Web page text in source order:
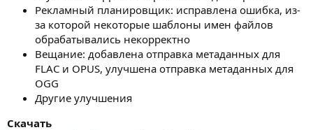
Рекламный планировщик: исправлена ошибка, из-
за которой некоторые шаблоны имен файлов
обрабатывались некорректно
Вещание: добавлена отправка метаданных для
FLAC и OPUS, улучшена отправка метаданных для
OGG
Другие улучшения
Скачать